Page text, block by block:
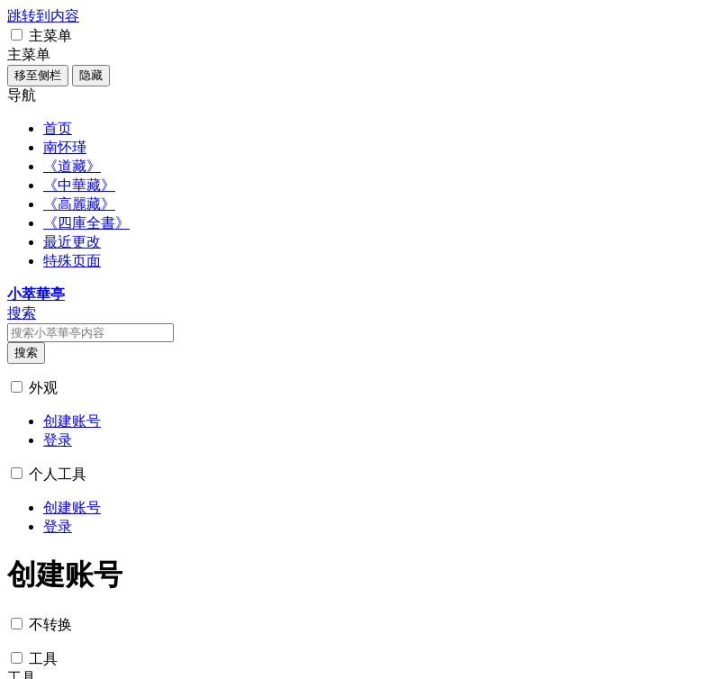
跳转到内容
主菜单
主菜单
移至侧栏 隐藏
导航
首页
南怀瑾
《道藏》
《中華藏》
《高麗藏》
《四庫全書》
最近更改
特殊页面
小萃華亭
搜索
搜索
外观
创建账号
登录
个人工具
创建账号
登录
创建账号
不转换
工具